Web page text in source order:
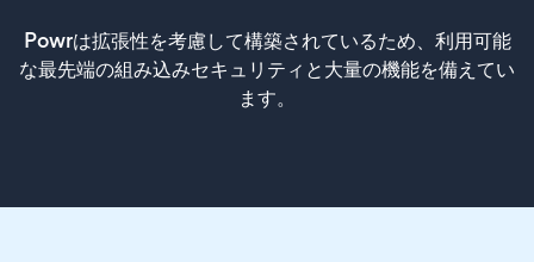
Powrは拡張性を考慮して構築されているため、利用可能
な最先端の組み込みセキュリティと大量の機能を備えてい
ます。